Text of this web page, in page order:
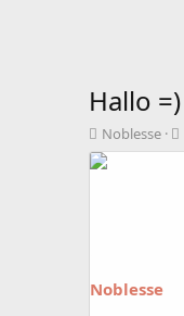
Hallo =)
T
h
e
a
Noblesse
Noblesse